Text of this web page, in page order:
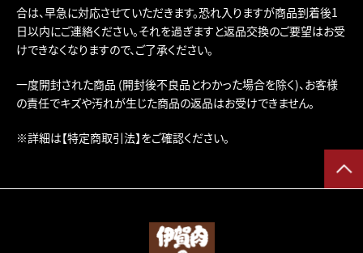
合は、早急に対応させていただきます。恐れ入りますが商品到着後1
日以内にご連絡ください。それを過ぎますと返品交換のご要望はお受
けできなくなりますので、ご了承ください。
一度開封された商品 (開封後不良品とわかった場合を除く)、お客様
の責任でキズや汚れが生じた商品の返品はお受けできません。
※詳細は【特定商取引法】をご確認ください。